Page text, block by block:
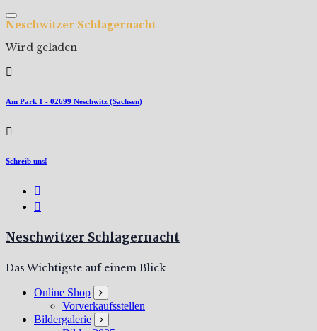
Zum
Inhalt
Neschwitzer Schlagernacht
Wird geladen
Am Park 1 - 02699 Neschwitz (Sachsen)
Schreib uns!
Neschwitzer Schlagernacht
Das Wichtigste auf einem Blick
Online Shop
Vorverkaufsstellen
Bildergalerie